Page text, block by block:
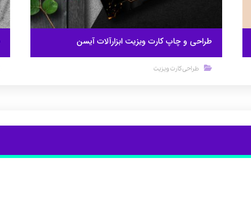
طراحی و چاپ کارت ویزیت ابزارآلات آیسن
طراحی کارت ویزیت